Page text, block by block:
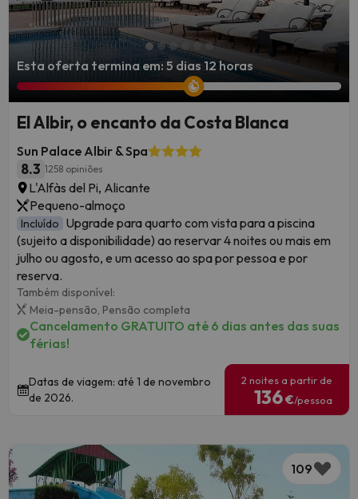
Esta oferta termina em: 5 dias 12 horas
El Albir, o encanto da Costa Blanca
Sun Palace Albir & Spa
8.3 1258 opiniões
L'Alfàs del Pi, Alicante
Pequeno-almoço
Incluído Upgrade para quarto com vista para a piscina
(sujeito a disponibilidade) ao reservar 4 noites ou mais em
julho ou agosto, e um acesso ao spa por pessoa e por
reserva.
Também disponível:
Meia-pensão, Pensão completa
Cancelamento GRATUITO até 6 dias antes das suas
férias!
Datas de viagem: até 1 de novembro
de 2026.
2 noites a partir de
136€/pessoa
109